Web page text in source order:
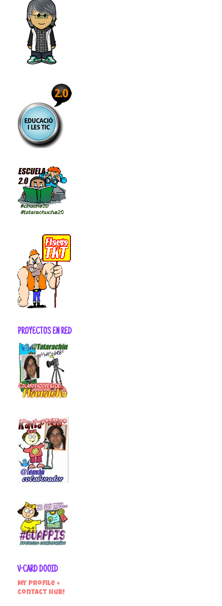
PROYECTOS EN RED
V-CARD DOOID
My profile +
contact hub!